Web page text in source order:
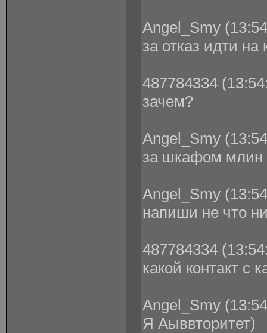
Angel_Smy
за отказ идти на
487784334
зачем?
Angel_Smy
за шкафом млин
Angel_Smy
напиши не что
487784334
какой контакт с
Angel_Smy
Я Аыввторитет)